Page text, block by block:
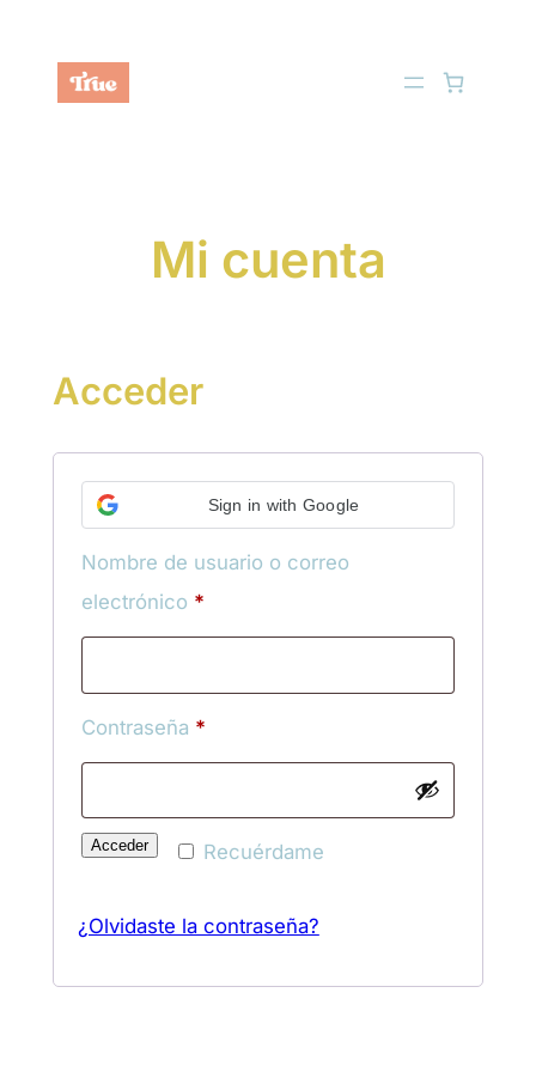
contenido
Mi cuenta
Acceder
Sign in with Google
Nombre de usuario o correo
electrónico *Obligatorio
Contraseña *Obligatorio
Recuérdame
Acceder
¿Olvidaste la contraseña?